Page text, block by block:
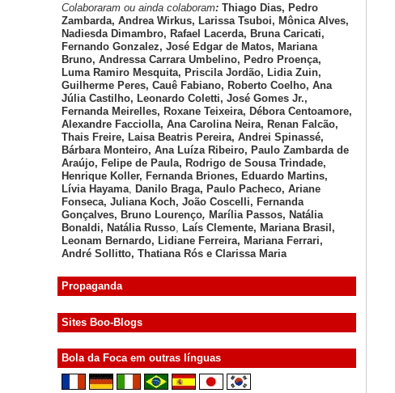
Colaboraram ou ainda colaboram: Thiago Dias, Pedro
Zambarda, Andrea Wirkus, Larissa Tsuboi, Mônica Alves,
Nadiesda Dimambro, Rafael Lacerda, Bruna Caricati,
Fernando Gonzalez, José Edgar de Matos, Mariana
Bruno, Andressa Carrara Umbelino, Pedro Proença,
Luma Ramiro Mesquita, Priscila Jordão, Lidia Zuin,
Guilherme Peres, Cauê Fabiano, Roberto Coelho, Ana
Júlia Castilho, Leonardo Coletti, José Gomes Jr.,
Fernanda Meirelles, Roxane Teixeira, Débora Centoamore,
Alexandre Facciolla, Ana Carolina Neira, Renan Falcão,
Thais Freire, Laisa Beatris Pereira, Andrei Spinassé,
Bárbara Monteiro, Ana Luíza Ribeiro, Paulo Zambarda de
Araújo, Felipe de Paula, Rodrigo de Sousa Trindade,
Henrique Koller, Fernanda Briones, Eduardo Martins,
Lívia Hayama, Danilo Braga, Paulo Pacheco, Ariane
Fonseca, Juliana Koch, João Coscelli, Fernanda
Gonçalves, Bruno Lourenço, Marília Passos, Natália
Bonaldi, Natália Russo, Laís Clemente, Mariana Brasil,
Leonam Bernardo, Lidiane Ferreira, Mariana Ferrari,
André Sollitto, Thatiana Rós e Clarissa Maria
Propaganda
Sites Boo-Blogs
Bola da Foca em outras línguas